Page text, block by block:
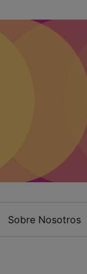
Sobre Nosotros